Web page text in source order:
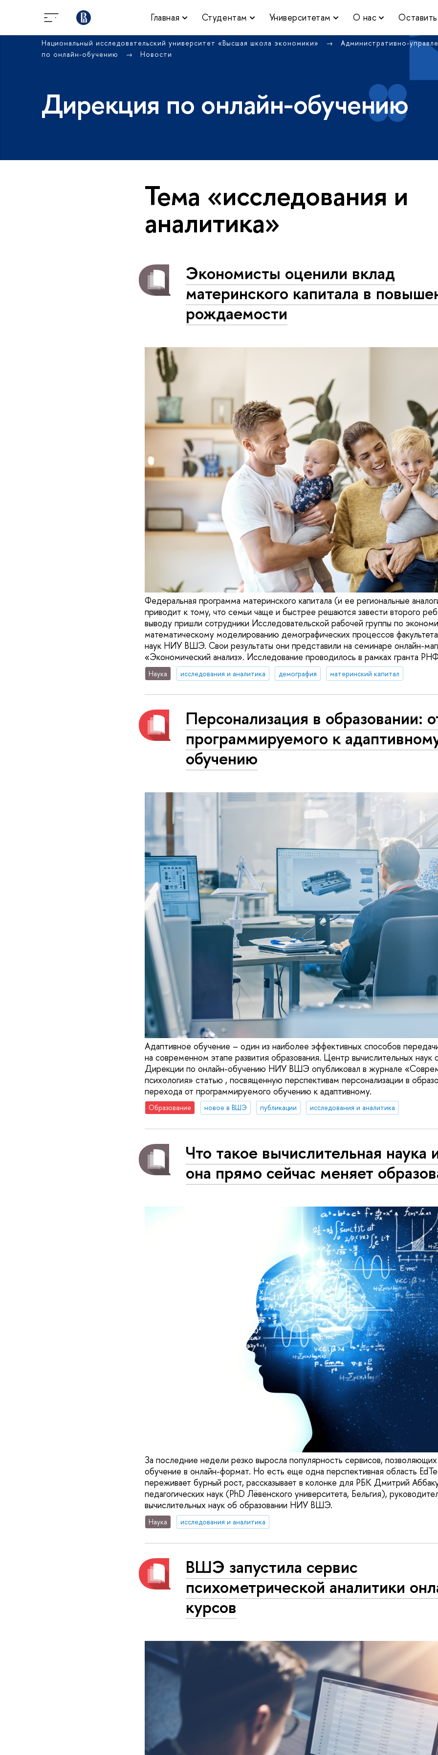
Главная Студентам Университетам О нас
Национальный исследовательский университет «Высшая школа экономики»
Административно-
по онлайн-обучению
Новости
Дирекция по онлайн-обучению
Тема «исследования и
аналитика»
Экономисты оценили вклад
материнского капитала в
рождаемости
Федеральная программа материнского капитала (и ее региональные
приводит к тому, что семьи чаще и быстрее решаются завести второго
выводу пришли сотрудники Исследовательской рабочей группы по
математическому моделированию демографических процессов
наук НИУ ВШЭ. Свои результаты они представили на семинаре онлайн-
«Экономический анализ». Исследование проводилось в рамках гранта
Наука исследования и аналитика демография материнский капитал
Персонализация в образовании:
программируемого к
обучению
Адаптивное обучение – один из наиболее эффективных способов
на современном этапе развития образования. Центр вычислительных наук
Дирекции по онлайн-обучению НИУ ВШЭ опубликовал в журнале
психология» статью , посвященную перспективам персонализации в
перехода от программируемого обучению к адаптивному.
Образование новое в ВШЭ публикации исследования и аналитика
Что такое вычислительная наука
она прямо сейчас меняет
За последние недели резко выросла популярность сервисов,
обучение в онлайн-формат. Но есть еще одна перспективная область
переживает бурный рост, рассказывает в колонке для РБК Дмитрий
педагогических наук (PhD Лёвенского университета, Бельгия),
вычислительных наук об образовании НИУ ВШЭ.
Наука исследования и аналитика
ВШЭ запустила сервис
психометрической аналитики
курсов